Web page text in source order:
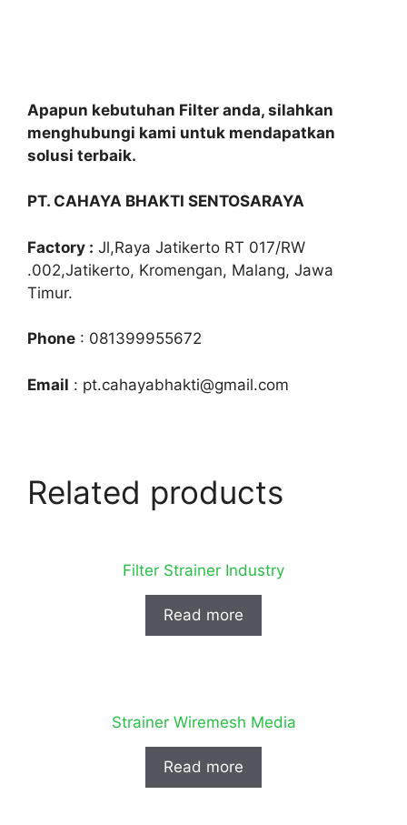
Apapun kebutuhan Filter anda, silahkan
menghubungi kami untuk mendapatkan
solusi terbaik.
PT. CAHAYA BHAKTI SENTOSARAYA
Factory : Jl,Raya Jatikerto RT 017/RW
.002,Jatikerto, Kromengan, Malang, Jawa
Timur.
Phone : 081399955672
Email : pt.cahayabhakti@gmail.com
Related products
Filter Strainer Industry
Read more
Strainer Wiremesh Media
Read more